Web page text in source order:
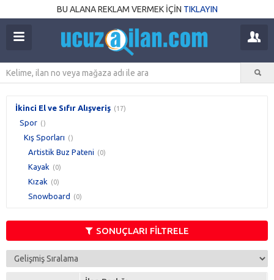
BU ALANA REKLAM VERMEK İÇİN TIKLAYIN
İkinci El ve Sıfır Alışveriş (17)
Spor ()
Kış Sporları ()
Artistik Buz Pateni (0)
Kayak (0)
Kızak (0)
Snowboard (0)
SONUÇLARI FİLTRELE